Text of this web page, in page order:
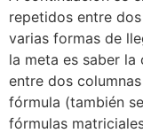
repetidos entre
varias formas de
la meta es saber
entre dos
fórmula (también
fórmulas